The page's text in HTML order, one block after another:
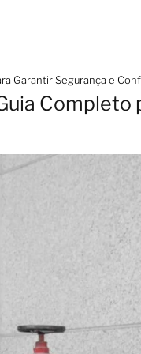
Garantir Segurança e
Completo